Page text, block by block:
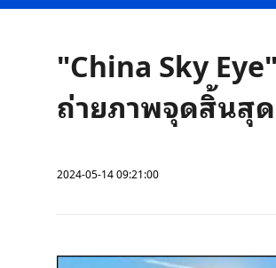
"China Sky
ถ่ายภาพจุดสิ้นสุ
2024-05-14 09:21:00